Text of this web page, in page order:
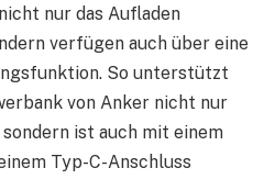
nur das Aufladen
verfügen auch über eine
So unterstützt
von Anker nicht nur
ist auch mit einem
Typ-C-Anschluss